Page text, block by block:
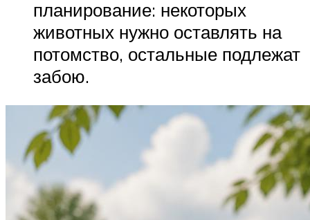
планирование: некоторых
животных нужно оставлять на
потомство, остальные подлежат
забою.